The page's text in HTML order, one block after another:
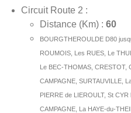
Circuit Route 2 :
Distance (Km) : 60
BOURGTHEROULDE D80
ROUMOIS, Les RUES, Le
Le BEC-THOMAS, CRESTOT,
CAMPAGNE, SURTAUVILLE,
PIERRE de LIEROULT, St
CAMPAGNE, La HAYE-du-